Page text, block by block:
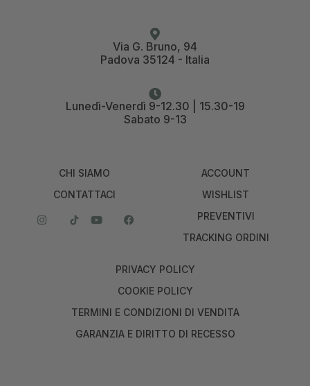
Via G. Bruno, 94
Padova 35124 - Italia
Lunedì-Venerdì 9-12.30 | 15.30-19
Sabato 9-13
CHI SIAMO
CONTATTACI
ACCOUNT
WISHLIST
PREVENTIVI
TRACKING ORDINI
PRIVACY POLICY
COOKIE POLICY
TERMINI E CONDIZIONI DI VENDITA
GARANZIA E DIRITTO DI RECESSO